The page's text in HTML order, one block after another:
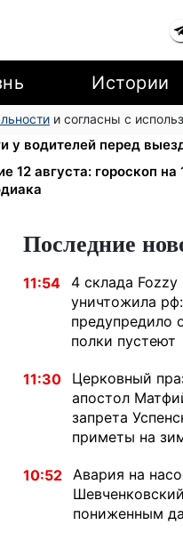
Истории
и согласны с
центров МВД:
у водителей перед
12 августа: гороскоп на
Последние
11:54
4 склада Fozzy
уничтожила
предупредило
полки пустеют
11:30
Церковный
апостол
запрета
приметы на
10:52 Авария на
пониженным